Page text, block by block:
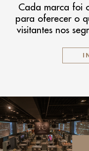
Cada marca foi
para oferecer o
visitantes nos